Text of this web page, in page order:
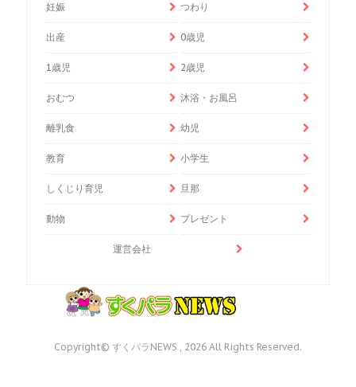
妊娠 つわり
出産 0歳児
1歳児 2歳児
おむつ 沐浴・お風呂
離乳食 幼児
教育 小学生
しくじり育児 旦那
動物 プレゼント
運営会社
Copyright© すくパラNEWS , 2026 All Rights Reserved.